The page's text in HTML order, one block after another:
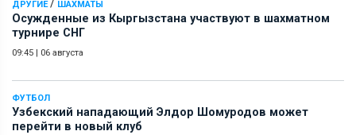
ДРУГИЕ/ ШАХМАТЫ
Осужденные из Кыргызстана участвуют в шахматном
турнире СНГ
09:45 06 августа
ФУТБОЛ
Узбекский нападающий Элдор Шомуродов может
перейти в новый клуб